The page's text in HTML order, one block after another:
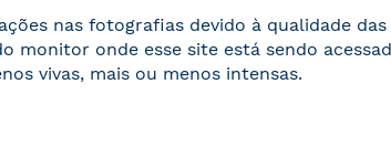
nas fotografias devido à qualidade
monitor onde esse site está sendo
vivas, mais ou menos intensas.